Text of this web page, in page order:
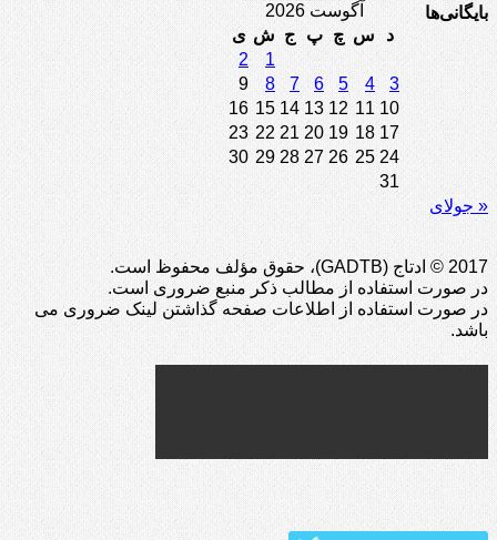
بایگانی‌ها
آگوست 2026
د
س چ پ ج ش ی
1
2
3
4
5
6
7
8
9
10
11
12
13
14
15
16
17
18
19
20
21
22
23
24
25
26
27
28
29
30
31
« جولای
2017 © ادتاج (GADTB)، حقوق مؤلف محفوظ است.
در صورت استفاده از مطالب ذکر منبع ضروری است.
در صورت استفاده از اطلاعات صفحه گذاشتن لینک ضروری می
باشد.